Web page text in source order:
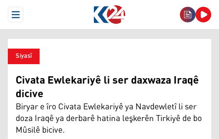
Open Menu
Siyasî
Civata Ewlekariyê li ser daxwaza Iraqê
dicive
Biryar e îro Civata Ewlekariyê ya Navdewletî li ser
doza Iraqê ya derbarê hatina leşkerên Tirkiyê de bo
Mûsilê bicive.